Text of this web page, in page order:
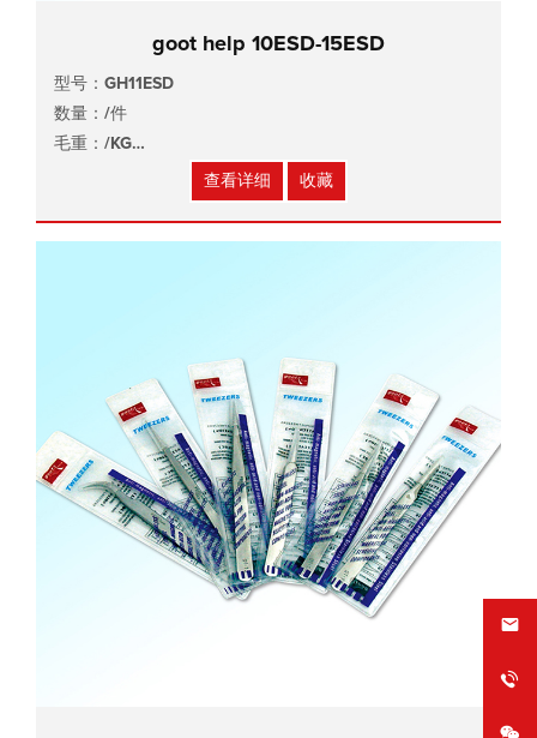
goot help 10ESD-15ESD
型号：GH11ESD
数量：/件
毛重：/KG
查看详细 收藏